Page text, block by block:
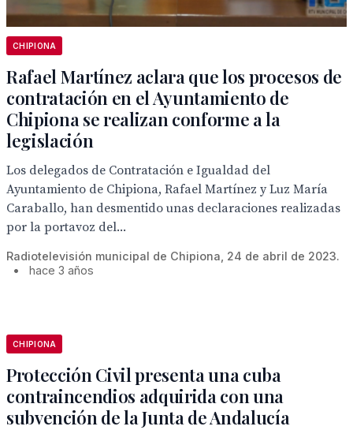
CHIPIONA
Rafael Martínez aclara que los procesos de
contratación en el Ayuntamiento de
Chipiona se realizan conforme a la
legislación
Los delegados de Contratación e Igualdad del
Ayuntamiento de Chipiona, Rafael Martínez y Luz María
Caraballo, han desmentido unas declaraciones realizadas
por la portavoz del...
Radiotelevisión municipal de Chipiona, 24 de abril de 2023.
•
hace 3 años
CHIPIONA
Protección Civil presenta una cuba
contraincendios adquirida con una
subvención de la Junta de Andalucía